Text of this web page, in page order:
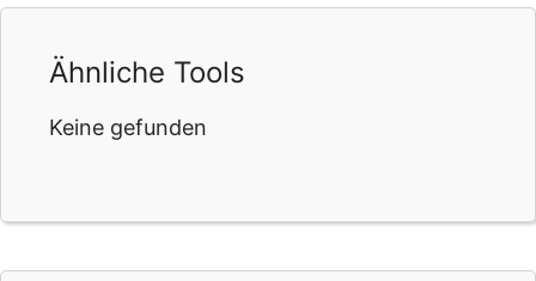
Ähnliche Tools
Keine gefunden